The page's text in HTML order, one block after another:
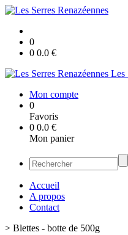
0
0 0.0 €
Les
Mon compte
0
Favoris
0 0.0 €
Mon panier
Accueil
A propos
Contact
> Blettes - botte de 500g